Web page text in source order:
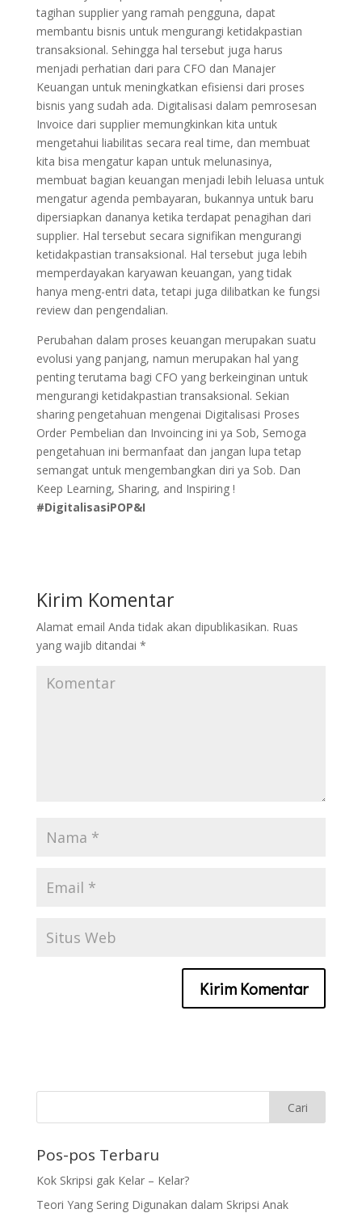
tagihan supplier yang ramah pengguna, dapat
membantu bisnis untuk mengurangi ketidakpastian
transaksional. Sehingga hal tersebut juga harus
menjadi perhatian dari para CFO dan Manajer
Keuangan untuk meningkatkan efisiensi dari proses
bisnis yang sudah ada. Digitalisasi dalam pemrosesan
Invoice dari supplier memungkinkan kita untuk
mengetahui liabilitas secara real time, dan membuat
kita bisa mengatur kapan untuk melunasinya,
membuat bagian keuangan menjadi lebih leluasa untuk
mengatur agenda pembayaran, bukannya untuk baru
dipersiapkan dananya ketika terdapat penagihan dari
supplier. Hal tersebut secara signifikan mengurangi
ketidakpastian transaksional. Hal tersebut juga lebih
memperdayakan karyawan keuangan, yang tidak
hanya meng-entri data, tetapi juga dilibatkan ke fungsi
review dan pengendalian.
Perubahan dalam proses keuangan merupakan suatu
evolusi yang panjang, namun merupakan hal yang
penting terutama bagi CFO yang berkeinginan untuk
mengurangi ketidakpastian transaksional. Sekian
sharing pengetahuan mengenai Digitalisasi Proses
Order Pembelian dan Invoincing ini ya Sob, Semoga
pengetahuan ini bermanfaat dan jangan lupa tetap
semangat untuk mengembangkan diri ya Sob. Dan
Keep Learning, Sharing, and Inspiring !
#DigitalisasiPOP&I
Kirim Komentar
Alamat email Anda tidak akan dipublikasikan. Ruas
yang wajib ditandai *
Pos-pos Terbaru
Kok Skripsi gak Kelar – Kelar?
Teori Yang Sering Digunakan dalam Skripsi Anak